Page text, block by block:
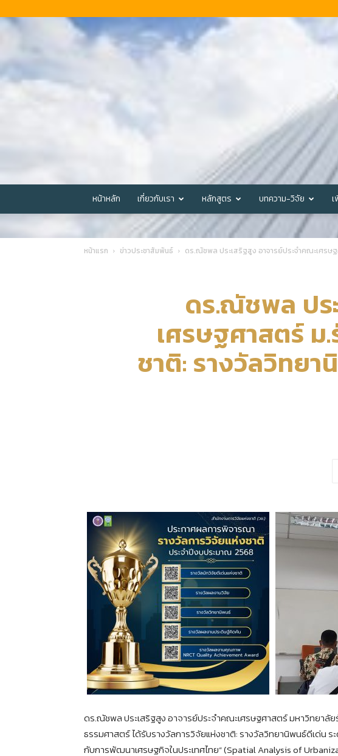
หน้าหลัก เกี่ยวกับเรา หลักสูตร บทความ-วิจัย
หน้าแรก ข่าวประชาสัมพันธ์ ดร.ณัชพล ประเสริฐสูง อาจารย์ประจำคณะเศรษ
ดร.ณัชพล ปร
เศรษฐศาสตร์ ม
ชาติ: รางวัลวิทย
ดร.ณัชพล ประเสริฐสูง อาจารย์ประจำคณะเศรษฐศาสตร์ มหาวิทยาลั
ธรรมศาสตร์ ได้รับรางวัลการวิจัยแห่งชาติ: รางวัลวิทยานิพนธ์ดีเด่น ร
กับการพัฒนาเศรษฐกิจในประเทศไทย” (Spatial Analysis of